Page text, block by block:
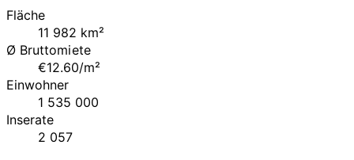
Fläche
11 982 km²
Ø Bruttomiete
€12.60/m²
Einwohner
1 535 000
Inserate
2 057